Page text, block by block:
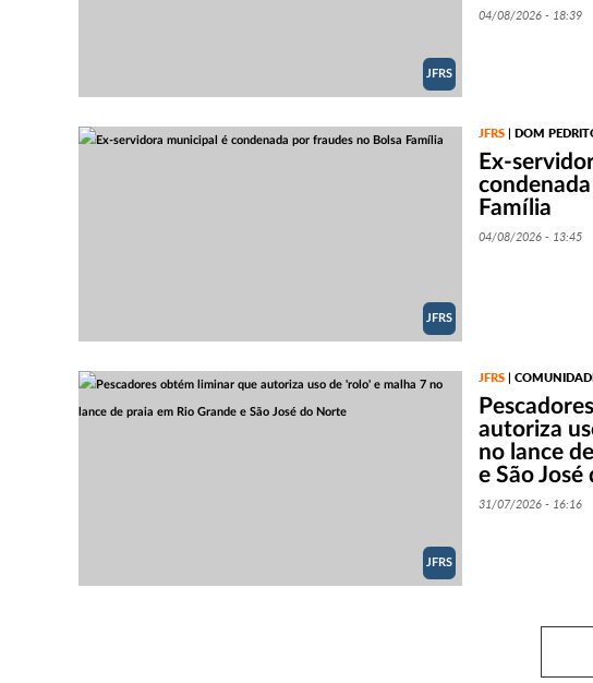
JFRS
04/08/2026 - 18:39
JFRS
JFRS DOM
Ex-
Família
04/08/2026 - 13:45
JFRS
JFRS
autoriza
no lance
e São
31/07/2026 - 16:16